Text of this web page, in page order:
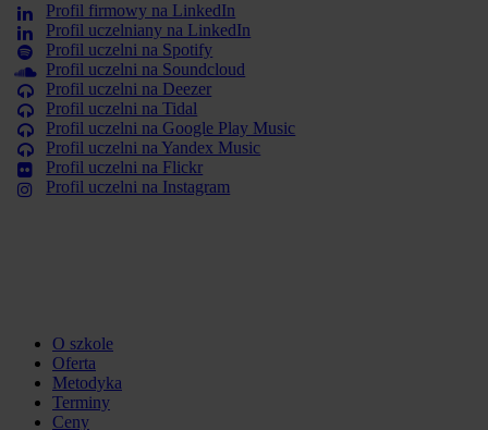
Profil firmowy na LinkedIn
Profil uczelniany na LinkedIn
Profil uczelni na Spotify
Profil uczelni na Soundcloud
Profil uczelni na Deezer
Profil uczelni na Tidal
Profil uczelni na Google Play Music
Profil uczelni na Yandex Music
Profil uczelni na Flickr
Profil uczelni na Instagram
O szkole
Oferta
Metodyka
Terminy
Ceny